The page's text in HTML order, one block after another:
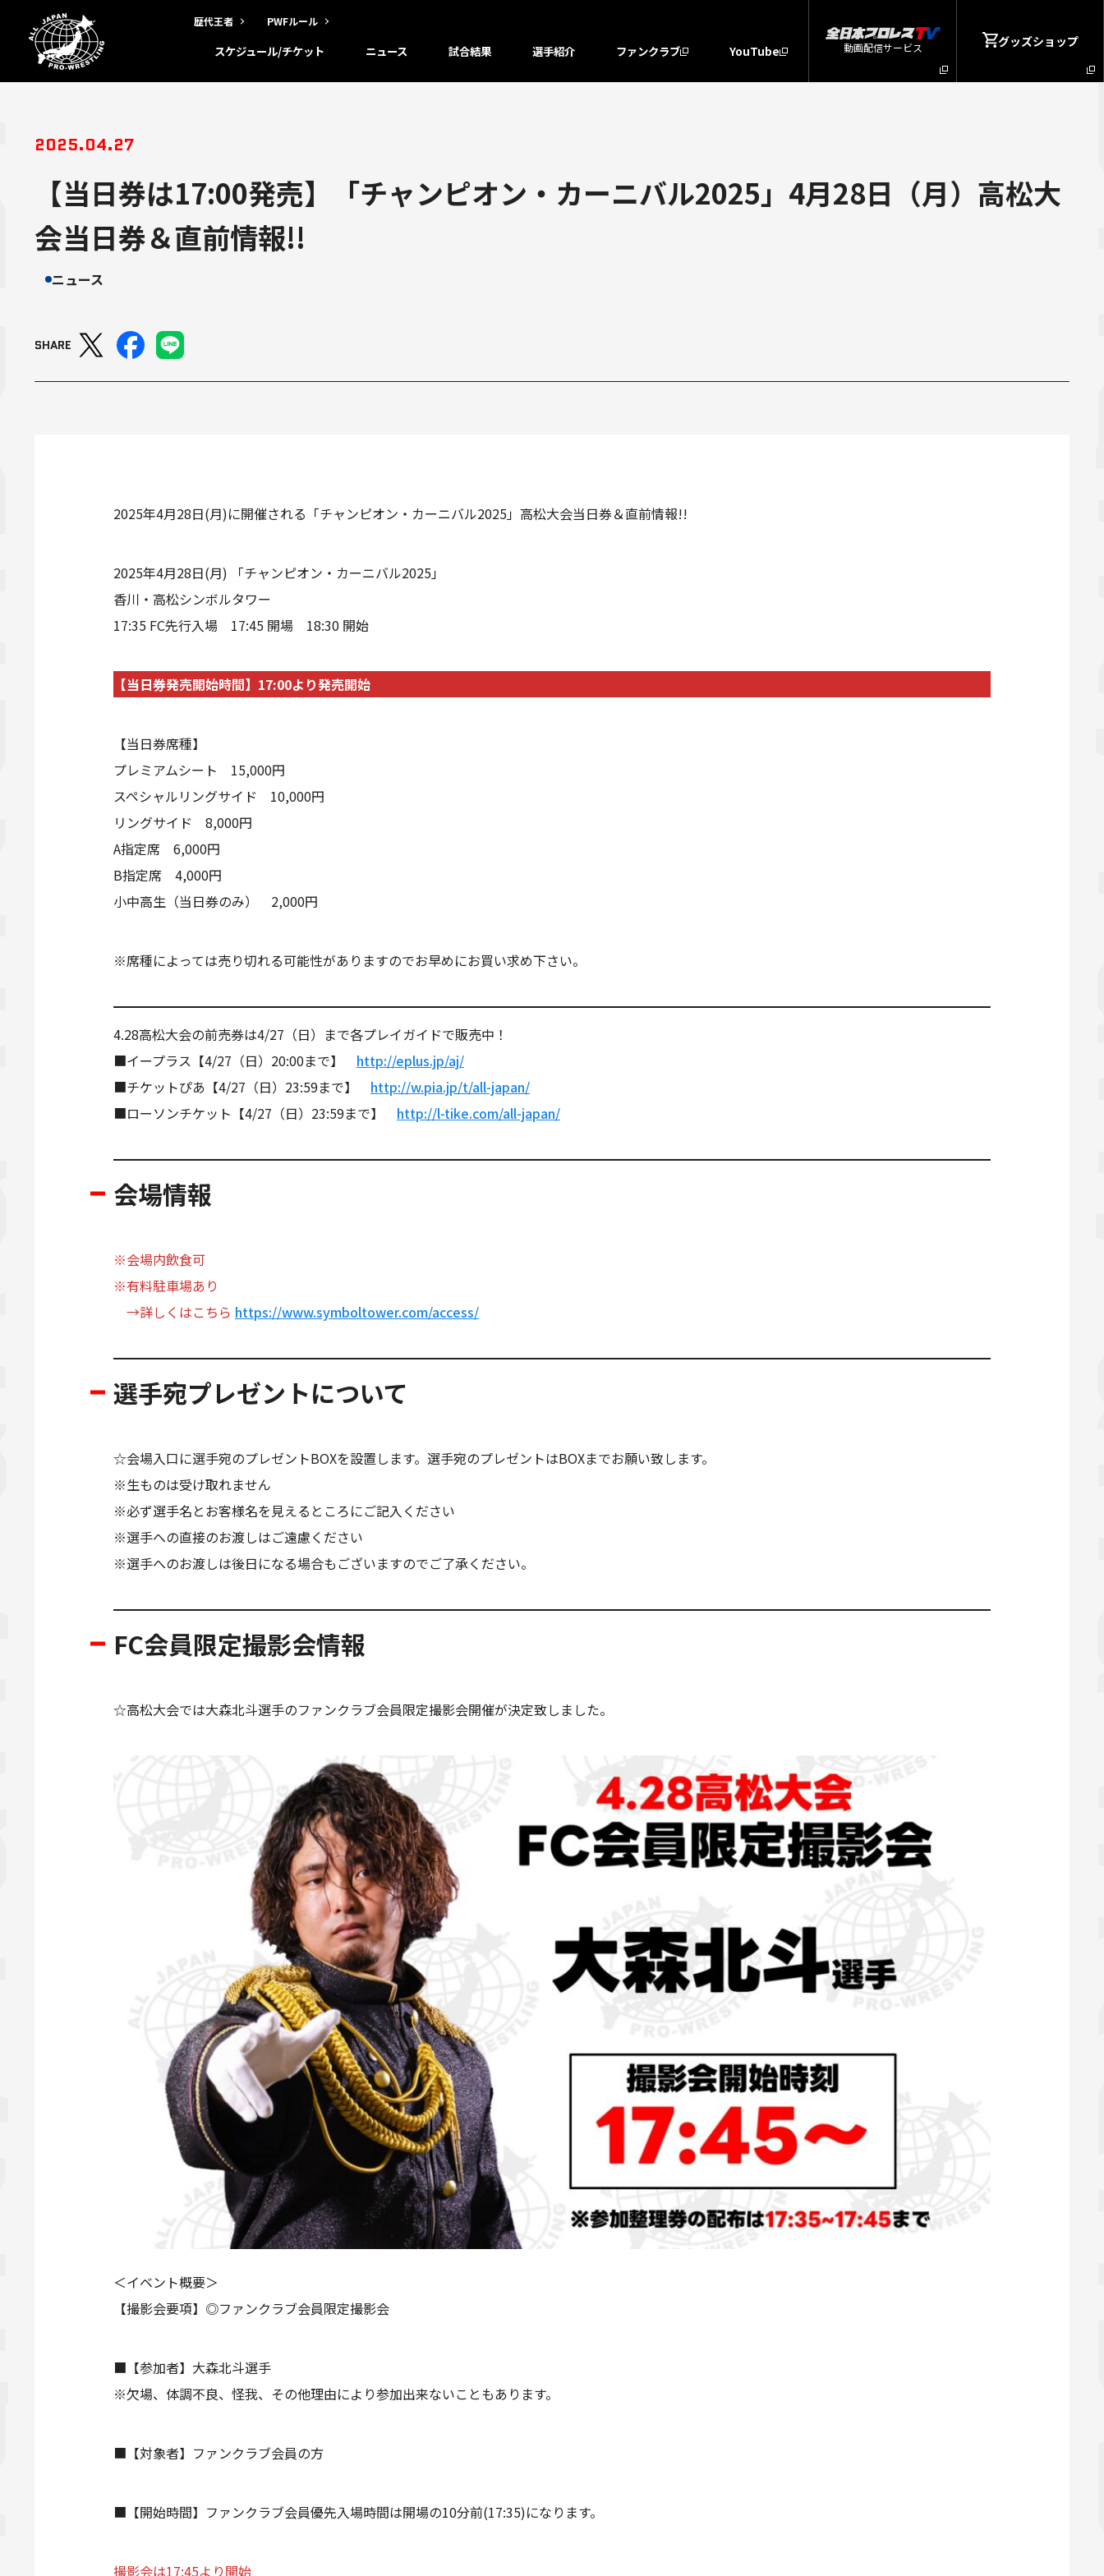
歴代王者 PWFルール
スケジュール/チケット ニュース 試合結果 選手紹介 ファンクラブ YouTube 動画配信サービス グッズショップ
2025.04.27
【当日券は17:00発売】「チャンピオン・カーニバル2025」4月28日（月）高松大
会当日券＆直前情報!!
ニュース
SHARE
2025年4月28日(月)に開催される「チャンピオン・カーニバル2025」高松大会当日券＆直前情報!!
2025年4月28日(月) 「チャンピオン・カーニバル2025」
香川・高松シンボルタワー
17:35 FC先行入場 17:45 開場 18:30 開始
【当日券発売開始時間】17:00より発売開始
【当日券席種】
プレミアムシート 15,000円
スペシャルリングサイド 10,000円
リングサイド 8,000円
A指定席 6,000円
B指定席 4,000円
小中高生（当日券のみ） 2,000円
※席種によっては売り切れる可能性がありますのでお早めにお買い求め下さい。
4.28高松大会の前売券は4/27（日）まで各プレイガイドで販売中！
■イープラス【4/27（日）20:00まで】 http://eplus.jp/aj/
■チケットぴあ【4/27（日）23:59まで】 http://w.pia.jp/t/all-japan/
■ローソンチケット【4/27（日）23:59まで】 http://l-tike.com/all-japan/
会場情報
※会場内飲食可
※有料駐車場あり
→詳しくはこちら https://www.symboltower.com/access/
選手宛プレゼントについて
☆会場入口に選手宛のプレゼントBOXを設置します。選手宛のプレゼントはBOXまでお願い致します。
※生ものは受け取れません
※必ず選手名とお客様名を見えるところにご記入ください
※選手への直接のお渡しはご遠慮ください
※選手へのお渡しは後日になる場合もございますのでご了承ください。
FC会員限定撮影会情報
☆高松大会では大森北斗選手のファンクラブ会員限定撮影会開催が決定致しました。
＜イベント概要＞
【撮影会要項】◎ファンクラブ会員限定撮影会
■【参加者】大森北斗選手
※欠場、体調不良、怪我、その他理由により参加出来ないこともあります。
■【対象者】ファンクラブ会員の方
■【開始時間】ファンクラブ会員優先入場時間は開場の10分前(17:35)になります。
撮影会は17:45より開始